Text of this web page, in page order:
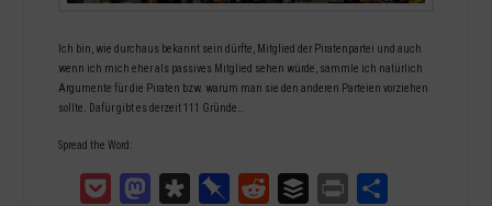
Ich bin, wie durchaus bekannt sein dürfte, Mitglied der Piratenpartei und auch
wenn ich mich eher als passives Mitglied sehen würde, sammle ich natürlich
Argumente für die Piraten bzw. warum man sie den anderen Parteien vorziehen
sollte. Dafür gibt es derzeit 111 Gründe…
Spread the Word:
Pocket MastodonDiasporaPinboardReddit Buffer Print